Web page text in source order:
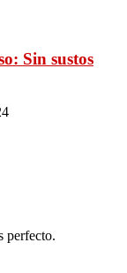
Sin sustos
perfecto.